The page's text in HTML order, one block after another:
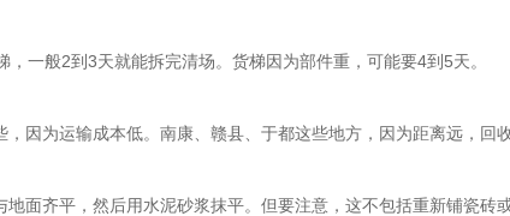
一般2到3天就能拆完清场。货梯因为部件重，可能要4到5天。
因为运输成本低。南康、赣县、于都这些地方，因为距离远，回
面齐平，然后用水泥砂浆抹平。但要注意，这不包括重新铺瓷砖